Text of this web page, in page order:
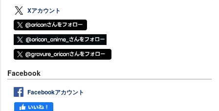
Xアカウント
Facebook
Facebookアカウント